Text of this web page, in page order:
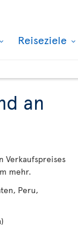
Reiseziele
an
Verkaufspreises
mehr.
Peru,